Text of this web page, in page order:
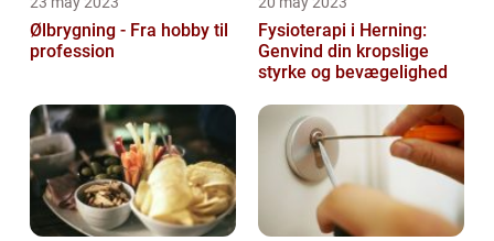
Ølbrygning - Fra hobby til
profession
Fysioterapi i Herning:
Genvind din kropslige
styrke og bevægelighed